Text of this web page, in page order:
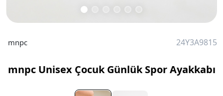
mnpc 24Y3A9815
mnpc Unisex Çocuk Günlük Spor Ayakkabı